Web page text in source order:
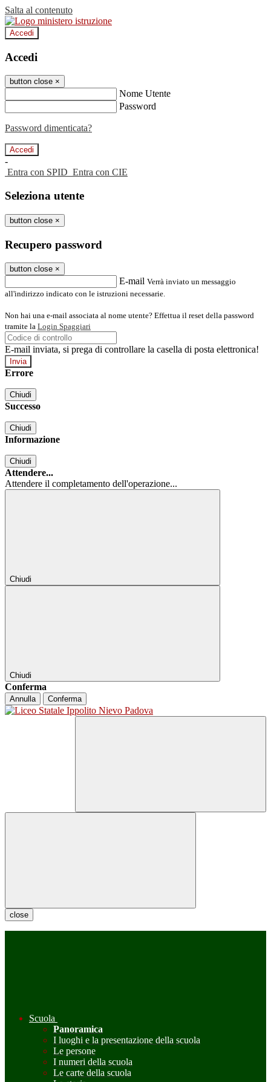
Salta al contenuto
Accedi
Accedi
button close ×
Nome Utente
Password
Password dimenticata?
-
Entra con SPID Entra con CIE
Seleziona utente
button close ×
Recupero password
button close ×
E-mail Verrà inviato un messaggio
all'indirizzo indicato con le istruzioni necessarie.
Non hai una e-mail associata al nome utente? Effettua il reset della password
tramite la Login Spaggiari
E-mail inviata, si prega di controllare la casella di posta elettronica!
Errore
Chiudi
Successo
Chiudi
Informazione
Chiudi
Attendere...
Attendere il completamento dell'operazione...
Chiudi
Chiudi
Conferma
Annulla Conferma
close
Scuola
Panoramica
I luoghi e la presentazione della scuola
Le persone
I numeri della scuola
Le carte della scuola